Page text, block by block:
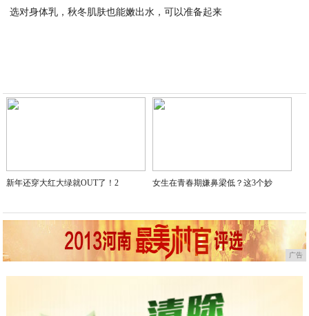
选对身体乳，秋冬肌肤也能嫩出水，可以准备起来
新年还穿大红大绿就OUT了！2 女生在青春期嫌鼻梁低？这3个妙
广告